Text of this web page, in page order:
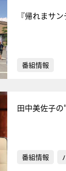
『帰れまサ
番組情報
田中美佐子の
番組情報